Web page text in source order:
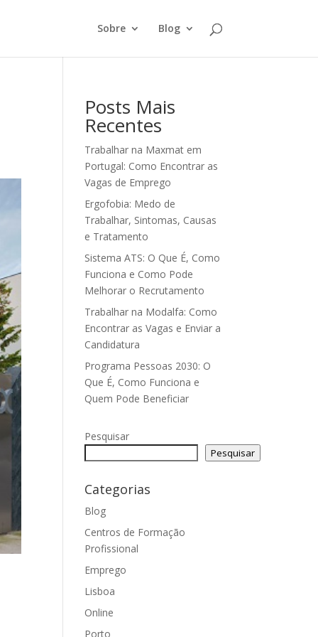
Sobre Blog
Posts Mais
Recentes
Trabalhar na Maxmat em
Portugal: Como Encontrar as
Vagas de Emprego
Ergofobia: Medo de
Trabalhar, Sintomas, Causas
e Tratamento
Sistema ATS: O Que É, Como
Funciona e Como Pode
Melhorar o Recrutamento
Trabalhar na Modalfa: Como
Encontrar as Vagas e Enviar a
Candidatura
Programa Pessoas 2030: O
Que É, Como Funciona e
Quem Pode Beneficiar
Pesquisar
Pesquisar
Categorias
Blog
Centros de Formação
Profissional
Emprego
Lisboa
Online
Porto